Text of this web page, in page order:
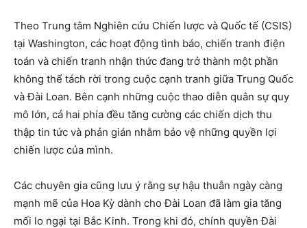
Theo Trung tâm Nghiên cứu Chiến lược và Quốc tế (CSIS)
tại Washington, các hoạt động tình báo, chiến tranh điện
toán và chiến tranh nhận thức đang trở thành một phần
không thể tách rời trong cuộc cạnh tranh giữa Trung Quốc
và Đài Loan. Bên cạnh những cuộc thao diễn quân sự quy
mô lớn, cả hai phía đều tăng cường các chiến dịch thu
thập tin tức và phản gián nhằm bảo vệ những quyền lợi
chiến lược của mình.
Các chuyên gia cũng lưu ý rằng sự hậu thuẫn ngày càng
mạnh mẽ của Hoa Kỳ dành cho Đài Loan đã làm gia tăng
mối lo ngại tại Bắc Kinh. Trong khi đó, chính quyền Đài